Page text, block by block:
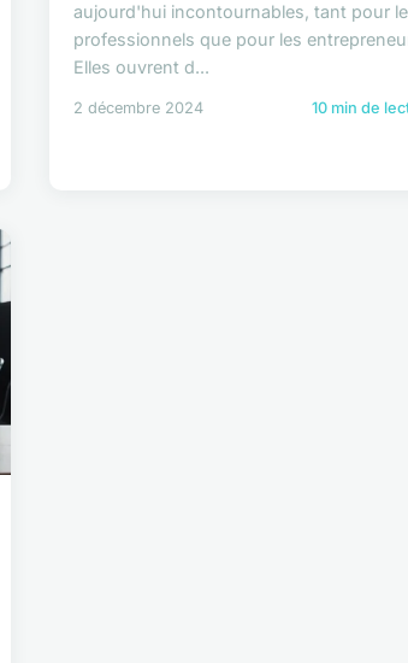
aujourd'hui incontournables, tant pour
professionnels que pour les
Elles ouvrent d...
2 décembre 2024 10 min de